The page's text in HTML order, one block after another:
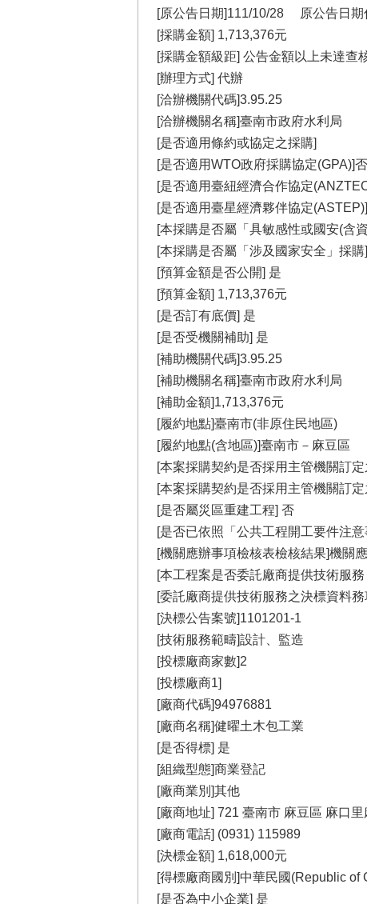
[原公告日期]111/10/28 原公告日期
[採購金額] 1,713,376元
[採購金額級距] 公告金額以上未達查
[辦理方式] 代辦
[洽辦機關代碼]3.95.25
[洽辦機關名稱]臺南市政府水利局
[是否適用條約或協定之採購]
[是否適用WTO政府採購協定(GPA)]否
[是否適用臺紐經濟合作協定
[是否適用臺星經濟夥伴協定
[本採購是否屬「具敏感性或國安(含
[本採購是否屬「涉及國家安全」採購
[預算金額是否公開] 是
[預算金額] 1,713,376元
[是否訂有底價] 是
[是否受機關補助] 是
[補助機關代碼]3.95.25
[補助機關名稱]臺南市政府水利局
[補助金額]1,713,376元
[履約地點]臺南市(非原住民地區)
[履約地點(含地區)]臺南市－麻豆區
[本案採購契約是否採用主管機關訂
[本案採購契約是否採用主管機關訂
[是否屬災區重建工程] 否
[是否已依照「公共工程開工要件注
[機關應辦事項檢核表檢核結果]機關
[本工程案是否委託廠商提供技術服
[委託廠商提供技術服務之決標資料
[決標公告案號]1101201-1
[技術服務範疇]設計、監造
[投標廠商家數]2
[投標廠商1]
[廠商代碼]94976881
[廠商名稱]健曜土木包工業
[是否得標] 是
[組織型態]商業登記
[廠商業別]其他
[廠商地址] 721 臺南市 麻豆區 麻口
[廠商電話] (0931) 115989
[決標金額] 1,618,000元
[得標廠商國別]中華民國(Republic of
[是否為中小企業] 是